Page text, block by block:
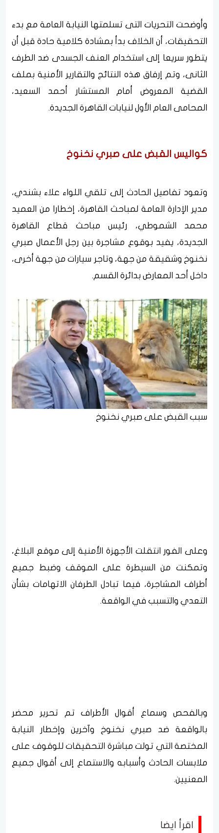
وأوضحت التحريات التى تسلمتها النيابة العامة مع بدء
التحقيقات، أن الخلاف بدأ بمشادة كلامية حادة قبل أن
يتطور سريعا إلى استخدام العنف الجسدى ضد الطرف
الثانى، وتم إرفاق هذه النتائج والتقارير الأمنية بملف
القضية المعروض أمام المستشار أحمد السعيد،
المحامى العام الأول لنيابات القاهرة الجديدة.
كواليس القبض على صبري نخنوخ
وتعود تفاصيل الحادث إلى تلقي اللواء علاء بشندي،
مدير الإدارة العامة لمباحث القاهرة، إخطارا من العميد
محمد الشموطي، رئيس مباحث قطاع القاهرة
الجديدة، يفيد بوقوع مشاجرة بين رجل الأعمال صبري
نخنوخ وشقيقة من جهة، وتاجر سيارات من جهة أخرى،
داخل أحد المعارض بدائرة القسم.
سبب القبض على صبري نخنوخ
وعلى الفور انتقلت الأجهزة الأمنية إلى موقع البلاغ،
وتمكنت من السيطرة على الموقف وضبط جميع
أطراف المشاجرة، فيما تبادل الطرفان الاتهامات بشأن
التعدي والتسبب في الواقعة.
وبالفحص وسماع أقوال الأطراف تم تحرير محضر
بالواقعة ضد صبري نخنوخ وآخرين وإخطار النيابة
المختصة التي تولت مباشرة التحقيقات للوقوف على
ملابسات الحادث وأسبابه والاستماع إلى أقوال جميع
المعنيين.
اقرأ ايضا